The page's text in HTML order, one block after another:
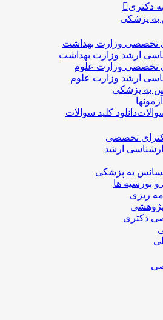
دکتری
به پزشکی
تخصصی وزارت بهداشت
ارشد وزارت بهداشت
تخصصی وزارت علوم
ارشد وزارت علوم
به پزشکی
دانلود کلید سوالات
تخصصی
ارشد
به پزشکی
و بورسیه ها
ریزی
پژوهشی
دکتری